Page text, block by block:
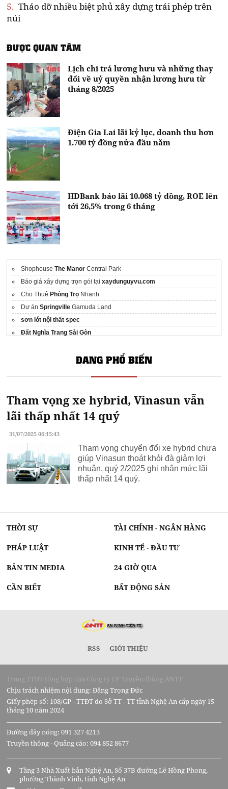
5. Tháo dỡ nhiều biệt phủ xây dựng trái phép trên
núi
ĐƯỢC QUAN TÂM
Lịch chi trả lương hưu và những thay
đổi về uỷ quyền nhận lương hưu từ
tháng 8/2025
Điện Gia Lai lãi kỷ lục, doanh thu hơn
1.700 tỷ đồng nửa đầu năm
HDBank báo lãi 10.068 tỷ đồng, ROE lên
tới 26,5% trong 6 tháng
ShophouseThe Manor Central Park
Báo giá xây dựng trọn gói tạixaydunguyvu.com
Cho Thuê Phòng Trọ Nhanh
Dự ánSpringville Gamuda Land
sơn lót nội thất spec
Đất Nghĩa Trang Sài Gòn
Gold Season 47 Nguyễn Tuân
industrial real estate trends
Bcons solary tân đông hiệp
ĐANG PHỔ BIẾN
Tham vọng xe hybrid, Vinasun vẫn
lãi thấp nhất 14 quý
31/07/2025 06:15:43
Tham vọng chuyển đổi xe hybrid chưa
giúp Vinasun thoát khỏi đà giảm lợi
nhuận, quý 2/2025 ghi nhận mức lãi
thấp nhất 14 quý.
THỜI SỰ TÀI CHÍNH - NGÂN HÀNG
PHÁP LUẬT KINH TẾ - ĐẦU TƯ
BẢN TIN MEDIA 24 GIỜ QUA
CẦN BIẾT BẤT ĐỘNG SẢN
RSS GIỚI THIỆU
Trang TTĐT tổng hợp của Công ty CP Truyền thông ANTT
Chịu trách nhiệm nội dung: Đặng Trọng Đức
Giấy phép số: 108/GP - TTĐT do Sở TT - TT tỉnh Nghệ An cấp ngày 15
tháng 10 năm 2024
Đường dây nóng: 091 327 4213
Truyền thông - Quảng cáo: 094 852 8677
Tầng 3 Nhà Xuất bản Nghệ An, Số 37B đường Lê Hồng Phong,
phường Thành Vinh, tỉnh Nghệ An